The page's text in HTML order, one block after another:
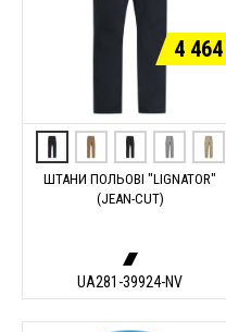
4 464
ШТАНИ ПОЛЬОВІ "LIGNATOR"
(JEAN-CUT)
UA281-39924-NV